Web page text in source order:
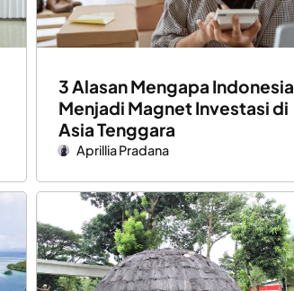
3 Alasan Mengapa Indonesia
Menjadi Magnet Investasi di
Asia Tenggara
Aprillia Pradana